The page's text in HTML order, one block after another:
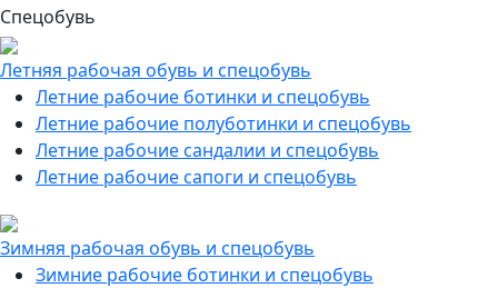
Спецобувь
Летняя рабочая обувь и спецобувь
Летние рабочие ботинки и спецобувь
Летние рабочие полуботинки и спецобувь
Летние рабочие сандалии и спецобувь
Летние рабочие сапоги и спецобувь
Зимняя рабочая обувь и спецобувь
Зимние рабочие ботинки и спецобувь